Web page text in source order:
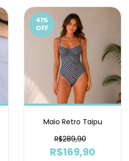
41%
OFF
Maio Retro Taipu
R$289,90
R$169,90